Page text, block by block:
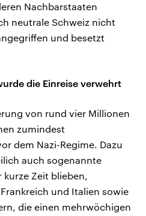
Nachbarstaaten
neutrale Schweiz nicht
und besetzt
die Einreise verwehrt
von rund vier Millionen
zumindest
dem Nazi-Regime. Dazu
auch sogenannte
Zeit blieben,
und Italien sowie
die einen mehrwöchigen